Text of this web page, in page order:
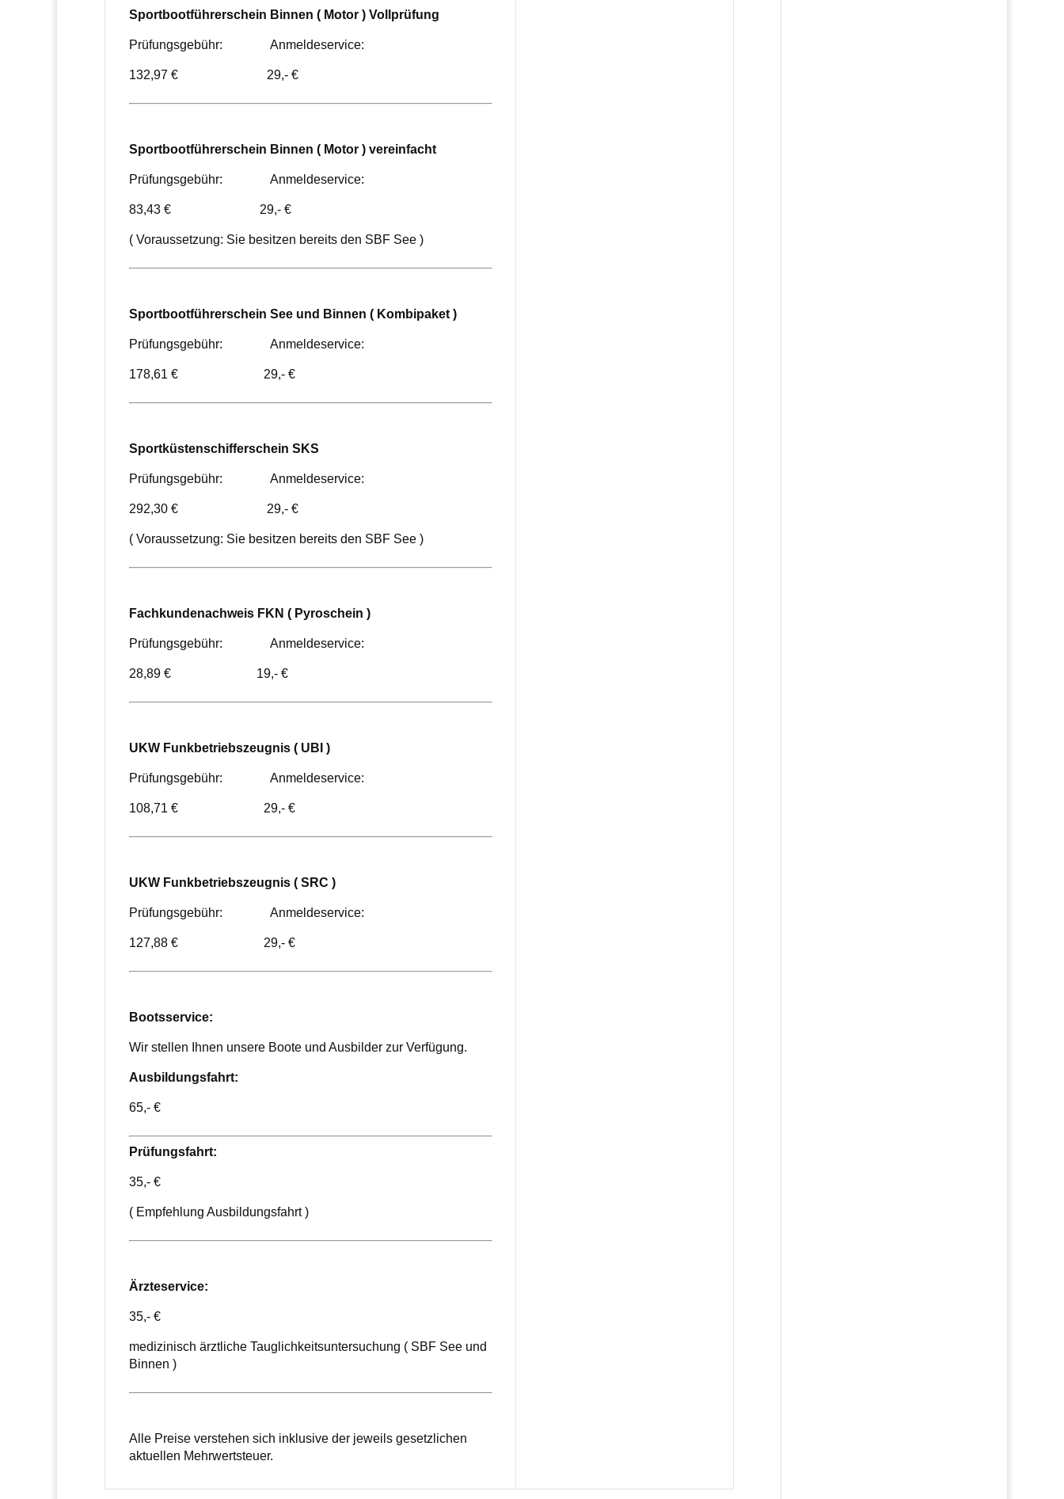
Sportbootführerschein Binnen ( Motor ) Vollprüfung
Prüfungsgebühr: Anmeldeservice:
132,97 € 29,- €
Sportbootführerschein Binnen ( Motor ) vereinfacht
Prüfungsgebühr: Anmeldeservice:
83,43 € 29,- €
( Voraussetzung: Sie besitzen bereits den SBF See )
Sportbootführerschein See und Binnen ( Kombipaket )
Prüfungsgebühr: Anmeldeservice:
178,61 € 29,- €
Sportküstenschifferschein SKS
Prüfungsgebühr: Anmeldeservice:
292,30 € 29,- €
( Voraussetzung: Sie besitzen bereits den SBF See )
Fachkundenachweis FKN ( Pyroschein )
Prüfungsgebühr: Anmeldeservice:
28,89 € 19,- €
UKW Funkbetriebszeugnis ( UBI )
Prüfungsgebühr: Anmeldeservice:
108,71 € 29,- €
UKW Funkbetriebszeugnis ( SRC )
Prüfungsgebühr: Anmeldeservice:
127,88 € 29,- €
Bootsservice:
Wir stellen Ihnen unsere Boote und Ausbilder zur Verfügung.
Ausbildungsfahrt:
65,- €
Prüfungsfahrt:
35,- €
( Empfehlung Ausbildungsfahrt )
Ärzteservice:
35,- €
medizinisch ärztliche Tauglichkeitsuntersuchung ( SBF See und
Binnen )
Alle Preise verstehen sich inklusive der jeweils gesetzlichen
aktuellen Mehrwertsteuer.